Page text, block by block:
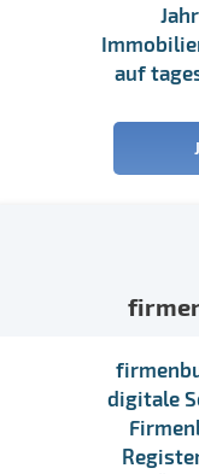
auf
digitale